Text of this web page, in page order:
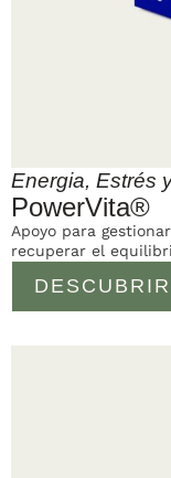
Energia, Estrés
PowerVita®
DESCUBRIR
Apoyo para
recuperar el